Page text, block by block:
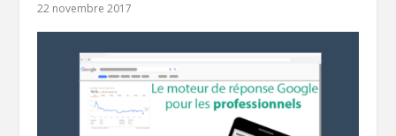
22 novembre 2017